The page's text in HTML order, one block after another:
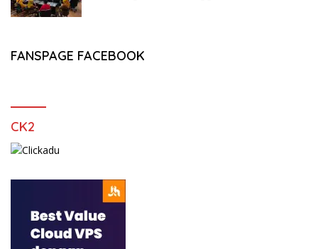
FANSPAGE FACEBOOK
CK2